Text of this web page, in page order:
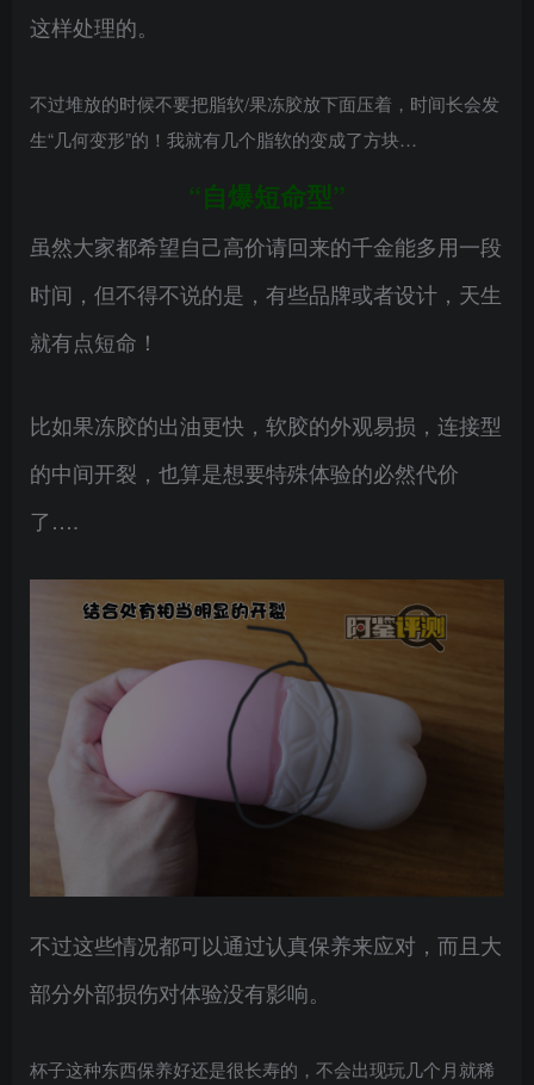
这样处理的。
不过堆放的时候不要把脂软/果冻胶放下面压着，时间长会发
生“几何变形”的！我就有几个脂软的变成了方块…
“自爆短命型”
虽然大家都希望自己高价请回来的千金能多用一段
时间，但不得不说的是，有些品牌或者设计，天生
就有点短命！
比如果冻胶的出油更快，软胶的外观易损，连接型
的中间开裂，也算是想要特殊体验的必然代价
了….
不过这些情况都可以通过认真保养来应对，而且大
部分外部损伤对体验没有影响。
杯子这种东西保养好还是很长寿的，不会出现玩几个月就稀